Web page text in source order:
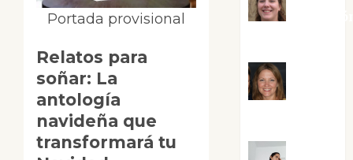
Portada provisional
Relatos para
soñar: La
antología
navideña que
transformará tu